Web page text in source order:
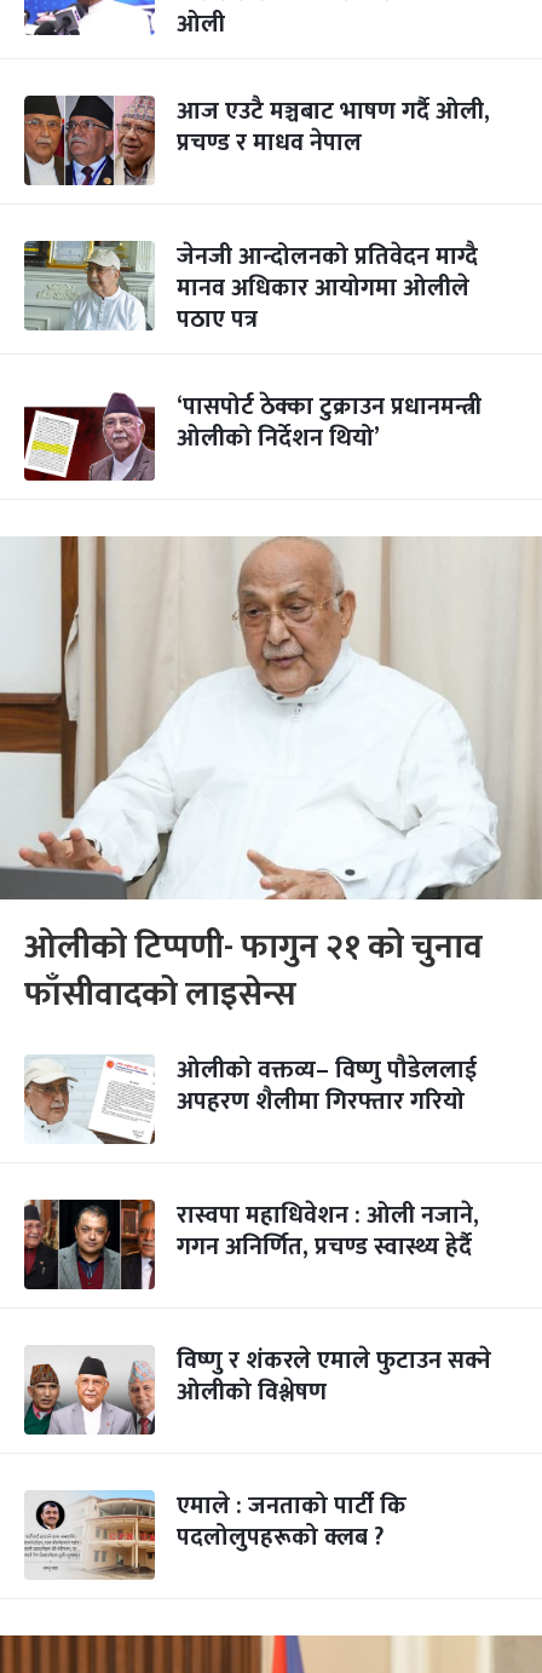
ओली
आज एउटै मञ्चबाट भाषण गर्दै ओली,
प्रचण्ड र माधव नेपाल
जेनजी आन्दोलनको प्रतिवेदन माग्दै
मानव अधिकार आयोगमा ओलीले
पठाए पत्र
‘पासपोर्ट ठेक्का टुक्राउन प्रधानमन्त्री
ओलीको निर्देशन थियो’
ओलीको टिप्पणी- फागुन २१ को चुनाव
फाँसीवादको लाइसेन्स
ओलीको वक्तव्य– विष्णु पौडेललाई
अपहरण शैलीमा गिरफ्तार गरियो
रास्वपा महाधिवेशन : ओली नजाने,
गगन अनिर्णित, प्रचण्ड स्वास्थ्य हेर्दै
विष्णु र शंकरले एमाले फुटाउन सक्ने
ओलीको विश्लेषण
एमाले : जनताको पार्टी कि
पदलोलुपहरूको क्लब ?